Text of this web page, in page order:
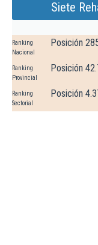
Siete
Ranking
Nacional
Posición
Ranking
Provincial
Posición
Ranking
Sectorial
Posición